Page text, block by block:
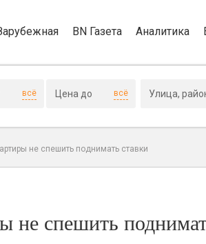
BN Газета Аналитика
всё всё
не спешить поднимать ставки
не спешить